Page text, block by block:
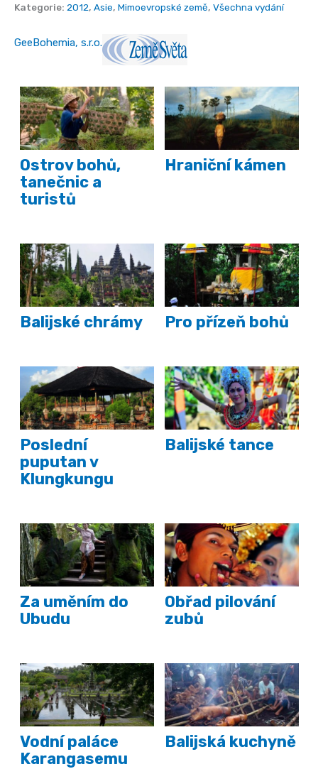
Kategorie: 2012, Asie, Mimoevropské země, Všechna vydání
GeeBohemia, s.r.o.
Ostrov bohů,
tanečnic a
turistů
Hraniční kámen
Balijské chrámy Pro přízeň bohů
Poslední
puputan v
Klungkungu
Balijské tance
Za uměním do
Ubudu
Obřad pilování
zubů
Vodní paláce
Karangasemu
Balijská kuchyně